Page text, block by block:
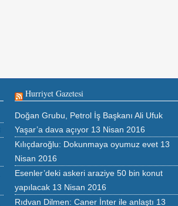
Hurriyet Gazetesi
Doğan Grubu, Petrol İş Başkanı Ali Ufuk
Yaşar’a dava açıyor 13 Nisan 2016
Kılıçdaroğlu: Dokunmaya oyumuz evet 13
Nisan 2016
Esenler’deki askeri araziye 50 bin konut
yapılacak 13 Nisan 2016
Rıdvan Dilmen: Caner İnter ile anlaştı 13